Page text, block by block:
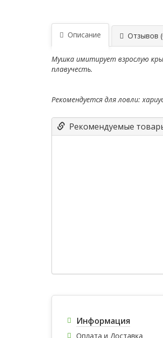
Описание Отзывов
Мушка имитирует взрослую
плавучесть.
Рекомендуется для ловли:
Рекомендуемые
Информация
Оплата и Доставка